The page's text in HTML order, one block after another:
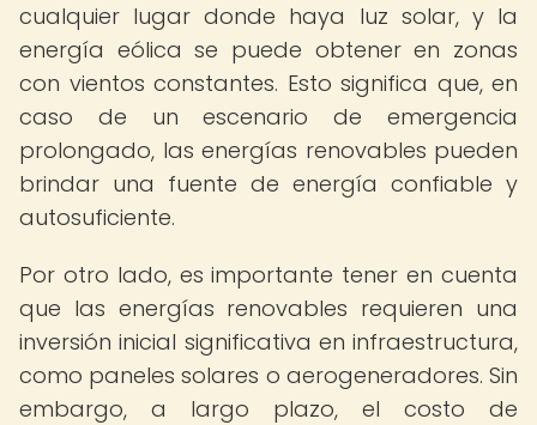
cualquier lugar donde haya luz solar, y la
energía eólica se puede obtener en zonas
con vientos constantes. Esto significa que, en
caso de un escenario de emergencia
prolongado, las energías renovables pueden
brindar una fuente de energía confiable y
autosuficiente.
Por otro lado, es importante tener en cuenta
que las energías renovables requieren una
inversión inicial significativa en infraestructura,
como paneles solares o aerogeneradores. Sin
embargo, a largo plazo, el costo de